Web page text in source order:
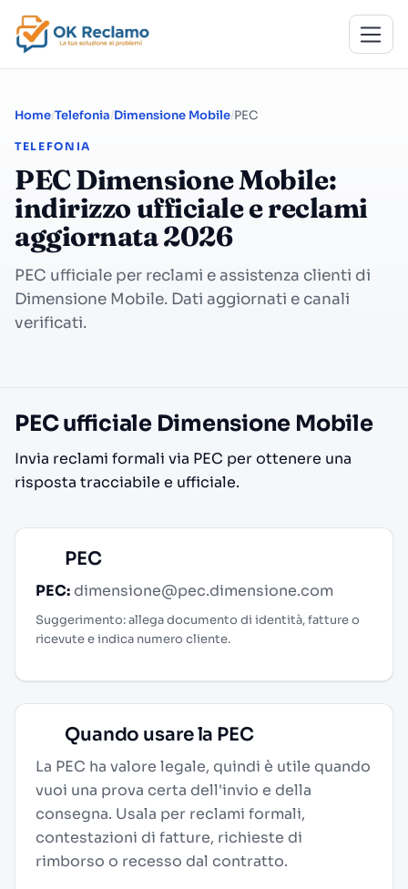
Home Telefonia Dimensione Mobile PEC
TELEFONIA
PEC Dimensione Mobile:
indirizzo ufficiale e reclami
aggiornata 2026
PEC ufficiale per reclami e assistenza clienti di
Dimensione Mobile. Dati aggiornati e canali
verificati.
PEC ufficiale Dimensione Mobile
Invia reclami formali via PEC per ottenere una
risposta tracciabile e ufficiale.
PEC
PEC:dimensione@pec.dimensione.com
Suggerimento: allega documento di identità, fatture o
ricevute e indica numero cliente.
Quando usare la PEC
La PEC ha valore legale, quindi è utile quando
vuoi una prova certa dell'invio e della
consegna. Usala per reclami formali,
contestazioni di fatture, richieste di
rimborso o recesso dal contratto.